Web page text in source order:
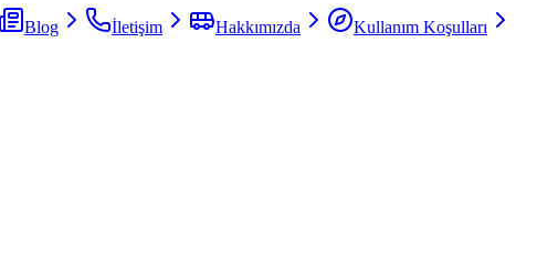
Blog İletişim Hakkımızda
Kullanım Koşulları